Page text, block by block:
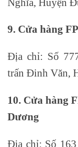
9. Cửa hàng
Địa chỉ: Số
trấn Đinh Văn,
10. Cửa hàng
Dương
Địa chỉ: Số